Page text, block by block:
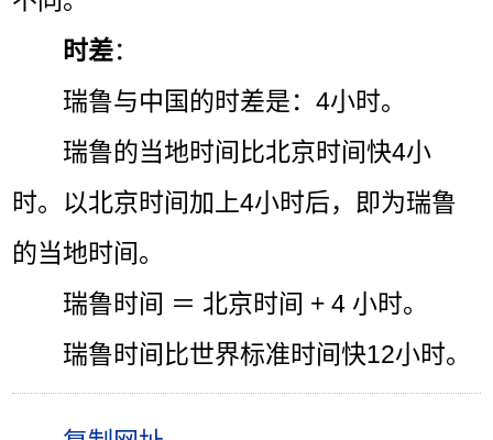
时差：
瑞鲁与中国的时差是：4小时。
瑞鲁的当地时间比北京时间快4小
时。以北京时间加上4小时后，即为瑞鲁
的当地时间。
瑞鲁时间 ＝ 北京时间 + 4 小时。
瑞鲁时间比世界标准时间快12小时。